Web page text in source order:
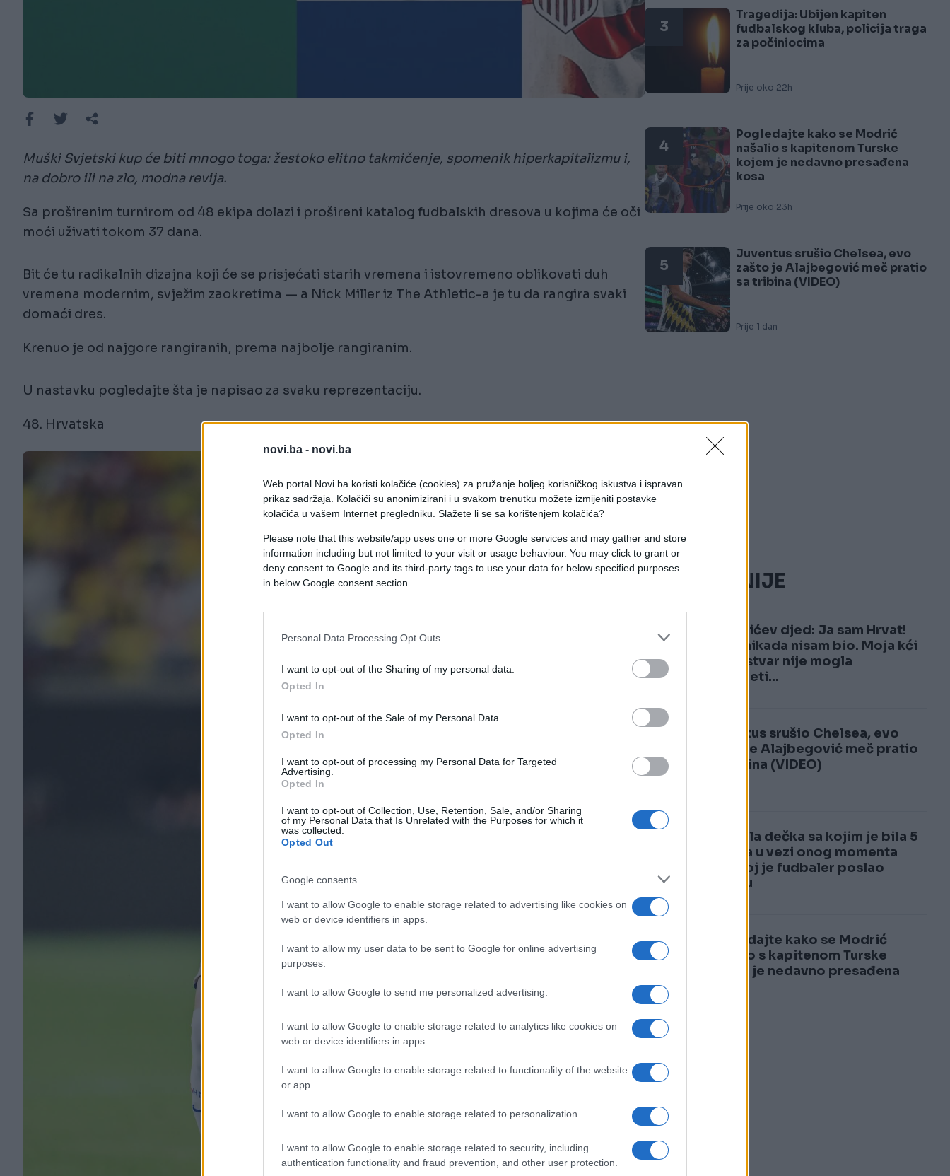
novi.ba - novi.ba
Web portal Novi.ba koristi kolačiće (cookies) za pružanje boljeg korisničkog iskustva i ispravan
prikaz sadržaja. Kolačići su anonimizirani i u svakom trenutku možete izmijeniti postavke
kolačića u vašem Internet pregledniku. Slažete li se sa korištenjem kolačića?
Please note that this website/app uses one or more Google services and may gather and store
information including but not limited to your visit or usage behaviour. You may click to grant or
deny consent to Google and its third-party tags to use your data for below specified purposes
in below Google consent section.
Personal Data Processing Opt Outs
I want to opt-out of the Sharing of my personal data.
Opted In
I want to opt-out of the Sale of my Personal Data.
Opted In
I want to opt-out of processing my Personal Data for Targeted
Advertising.
Opted In
I want to opt-out of Collection, Use, Retention, Sale, and/or Sharing
of my Personal Data that Is Unrelated with the Purposes for which it
was collected.
Opted Out
Google consents
I want to allow Google to enable storage related to advertising like cookies on
web or device identifiers in apps.
I want to allow my user data to be sent to Google for online advertising
purposes.
I want to allow Google to send me personalized advertising.
I want to allow Google to enable storage related to analytics like cookies on
web or device identifiers in apps.
I want to allow Google to enable storage related to functionality of the website
or app.
I want to allow Google to enable storage related to personalization.
I want to allow Google to enable storage related to security, including
authentication functionality and fraud prevention, and other user protection.
Muški Svjetski kup će biti mnogo toga: žestoko elitno takmičenje, spomenik hiperkapitalizmu i,
na dobro ili na zlo, modna revija.
Sa proširenim turnirom od 48 ekipa dolazi i prošireni katalog fudbalskih dresova u kojima će oči
moći uživati tokom 37 dana.
Bit će tu radikalnih dizajna koji će se prisjećati starih vremena i istovremeno oblikovati duh
vremena modernim, svježim zaokretima — a Nick Miller iz The Athletic-a je tu da rangira svaki
domaći dres.
Krenuo je od najgore rangiranih, prema najbolje rangiranim.
U nastavku pogledajte šta je napisao za svaku reprezentaciju.
48. Hrvatska
3
Tragedija: Ubijen kapiten
fudbalskog kluba, policija traga
za počiniocima
Prije oko 22h
4
Pogledajte kako se Modrić
našalio s kapitenom Turske
kojem je nedavno presađena
kosa
Prije oko 23h
5
Juventus srušio Chelsea, evo
zašto je Alajbegović meč pratio
sa tribina (VIDEO)
Prije 1 dan
NAJČITANIJE
1
Đokovićev djed: Ja sam Hrvat!
Srbin nikada nisam bio. Moja kći
jednu stvar nije mogla
razumjeti...
2
Juventus srušio Chelsea, evo
zašto je Alajbegović meč pratio
sa tribina (VIDEO)
3
Ostavila dečka sa kojim je bila 5
godina u vezi onog momenta
kada joj je fudbaler poslao
poruku
4
Pogledajte kako se Modrić
našalio s kapitenom Turske
kojem je nedavno presađena